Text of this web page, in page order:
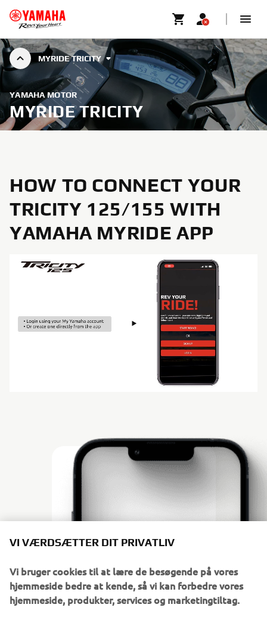
MYRIDE TRICITY
YAMAHA MOTOR
MYRIDE TRICITY
HOW TO CONNECT YOUR
TRICITY 125/155 WITH
YAMAHA MYRIDE APP
VI VÆRDSÆTTER DIT PRIVATLIV
Vi bruger cookies til at lære de besøgende på vores
hjemmeside bedre at kende, så vi kan forbedre vores
hjemmeside, produkter, services og marketingtiltag.